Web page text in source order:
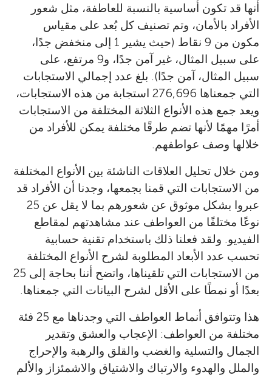
أنها قد تكون أساسية بالنسبة للعاطفة، مثل شعور
الأفراد بالأمان، وتم تصنيف كل بُعد على مقياس
مكون من 9 نقاط (حيث يشير 1 إلى منخفض جدًا،
على سبيل المثال، غير آمن جدًا، و9 مرتفع، على
سبيل المثال، آمن جدًا). بلغ عدد إجمالي الاستجابات
التي جمعناها 276,696 استجابة من هذه الاستجابات،
ويعد جمع هذه الأنواع الثلاثة المختلفة من الاستجابات
أمرًا مهمًا لأنها تضم طرقًا مختلفة يمكن للأفراد من
خلالها وصف عواطفهم.
ومن خلال تحليل العلاقات الناشئة بين الأنواع المختلفة
من الاستجابات التي قمنا بجمعها، وجدنا أن الأفراد قد
عبروا بشكل موثوق عن شعورهم بما لا يقل عن 25
نوعًا مختلفًا من العواطف عند مشاهدتهم لمقاطع
الفيديو. ولقد فعلنا ذلك باستخدام تقنية حسابية
تحسب عدد الأبعاد المطلوبة لشرح الأنواع المختلفة
من الاستجابات التي تلقيناها، واتضح أننا بحاجة إلى 25
بعدًا أو نمطًا على الأقل لشرح البيانات التي جمعناها.
هذا وتتوافق أنماط العواطف التي وجدناها مع 25 فئة
مختلفة من العواطف: الإعجاب والعشق وتقدير
الجمال والتسلية والغضب والقلق والرهبة والإحراج
والملل والهدوء والارتباك والاشتياق والاشمئزاز والألم